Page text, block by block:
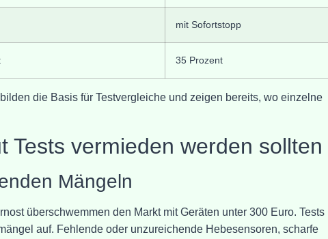
mit Sofortstopp
35 Prozent
die Basis für Testvergleiche und zeigen bereits, wo einzelne
Tests vermieden werden sollten
Mängeln
überschwemmen den Markt mit Geräten unter 300 Euro. Tests
auf. Fehlende oder unzureichende Hebesensoren, scharfe